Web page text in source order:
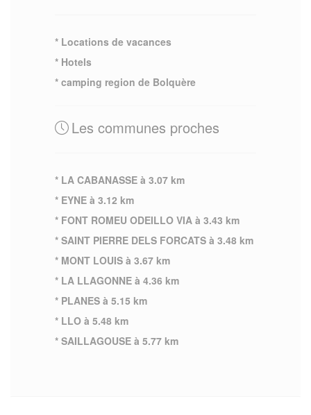
* Locations de vacances
* Hotels
* camping region de Bolquère
Les communes proches
* LA CABANASSE à 3.07 km
* EYNE à 3.12 km
* FONT ROMEU ODEILLO VIA à 3.43 km
* SAINT PIERRE DELS FORCATS à 3.48 km
* MONT LOUIS à 3.67 km
* LA LLAGONNE à 4.36 km
* PLANES à 5.15 km
* LLO à 5.48 km
* SAILLAGOUSE à 5.77 km